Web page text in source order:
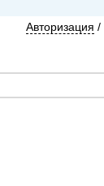
Авторизация /